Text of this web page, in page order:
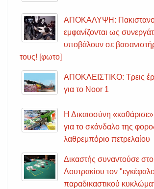
ΑΠΟΚΑΛΥΨΗ:
εμφανίζονται ως
υποβάλουν σε
τους! [φωτο]
ΑΠΟΚΛΕΙΣΤΙΚΟ: Τρεις
για το Noor 1
Η Δικαιοσύνη
για το σκάνδαλο της
λαθρεμπόριο πετρελαίου
Δικαστής συναντούσε στο
Λουτρακίου τον
παραδικαστικού